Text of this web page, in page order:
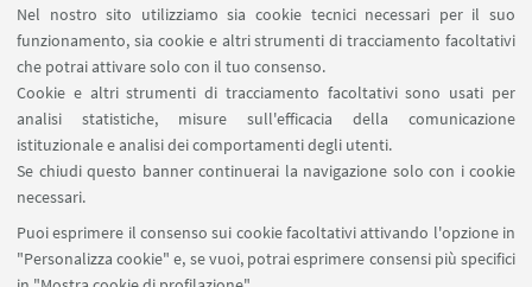
Nel nostro sito utilizziamo sia cookie tecnici necessari per il suo
funzionamento, sia cookie e altri strumenti di tracciamento facoltativi
che potrai attivare solo con il tuo consenso.
Cookie e altri strumenti di tracciamento facoltativi sono usati per
analisi statistiche, misure sull'efficacia della comunicazione
istituzionale e analisi dei comportamenti degli utenti.
Se chiudi questo banner continuerai la navigazione solo con i cookie
necessari.
Puoi esprimere il consenso sui cookie facoltativi attivando l'opzione in
"Personalizza cookie" e, se vuoi, potrai esprimere consensi più specifici
massimo, come sempre”.
Gianluca Ghini, terza categoria, è d’oro nei 400, 200
e 50 monopinna cmas assoluto. PoiPetra Biondi
nei 100 pinne cmas assoluto, argento nei 50 pinne
cmas assoluto. Sempre in terza categoria,
Palleschi
è d’argento nei 50 mono cmas assoluto.
Bravissimi anche
Giulia Savino, Silvia Gualandi,
Christian Degli Esposti e Simone Ravagli.